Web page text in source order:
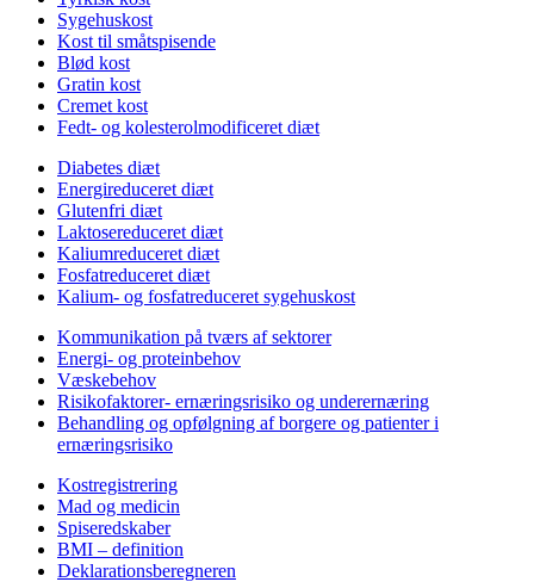
Sygehuskost
Kost til småtspisende
Blød kost
Gratin kost
Cremet kost
Fedt- og kolesterolmodificeret diæt
Diabetes diæt
Energireduceret diæt
Glutenfri diæt
Laktosereduceret diæt
Kaliumreduceret diæt
Fosfatreduceret diæt
Kalium- og fosfatreduceret sygehuskost
Kommunikation på tværs af sektorer
Energi- og proteinbehov
Væskebehov
Risikofaktorer- ernæringsrisiko og underernæring
Behandling og opfølgning af borgere og patienter i
ernæringsrisiko
Kostregistrering
Mad og medicin
Spiseredskaber
BMI – definition
Deklarationsberegneren